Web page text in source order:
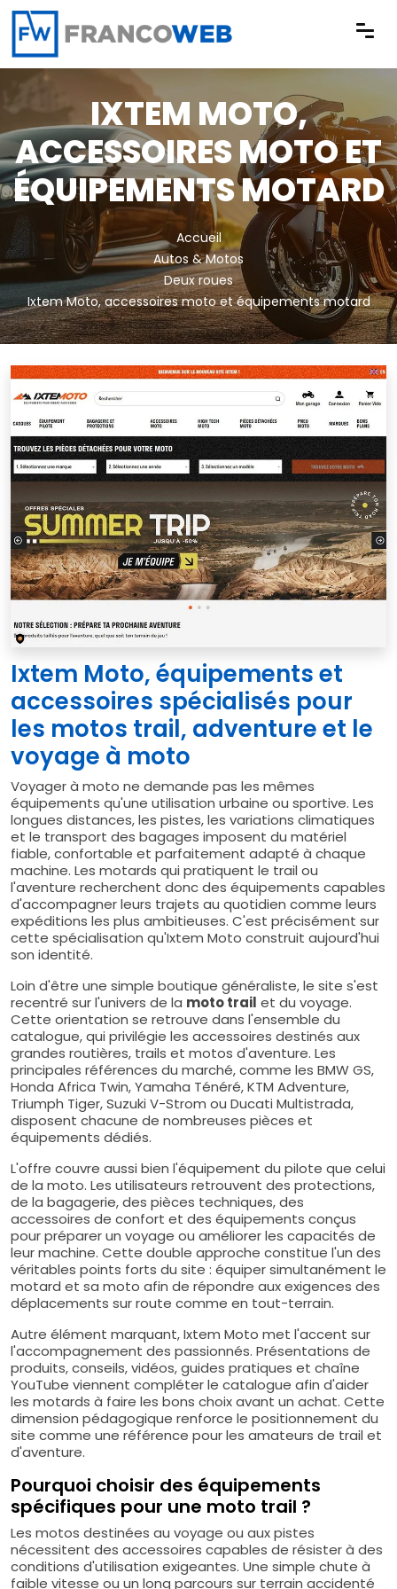
Panneau de gestion des cookies
IXTEM MOTO,
ACCESSOIRES MOTO ET
ÉQUIPEMENTS MOTARD
Accueil
Autos & Motos
Deux roues
Ixtem Moto, accessoires moto et équipements motard
Ixtem Moto, équipements et
accessoires spécialisés pour
les motos trail, adventure et le
voyage à moto
Voyager à moto ne demande pas les mêmes
équipements qu'une utilisation urbaine ou sportive. Les
longues distances, les pistes, les variations climatiques
et le transport des bagages imposent du matériel
fiable, confortable et parfaitement adapté à chaque
machine. Les motards qui pratiquent le trail ou
l'aventure recherchent donc des équipements capables
d'accompagner leurs trajets au quotidien comme leurs
expéditions les plus ambitieuses. C'est précisément sur
cette spécialisation qu'Ixtem Moto construit aujourd'hui
son identité.
Loin d'être une simple boutique généraliste, le site s'est
recentré sur l'univers de la moto trail et du voyage.
Cette orientation se retrouve dans l'ensemble du
catalogue, qui privilégie les accessoires destinés aux
grandes routières, trails et motos d'aventure. Les
principales références du marché, comme les BMW GS,
Honda Africa Twin, Yamaha Ténéré, KTM Adventure,
Triumph Tiger, Suzuki V-Strom ou Ducati Multistrada,
disposent chacune de nombreuses pièces et
équipements dédiés.
L'offre couvre aussi bien l'équipement du pilote que celui
de la moto. Les utilisateurs retrouvent des protections,
de la bagagerie, des pièces techniques, des
accessoires de confort et des équipements conçus
pour préparer un voyage ou améliorer les capacités de
leur machine. Cette double approche constitue l'un des
véritables points forts du site : équiper simultanément le
motard et sa moto afin de répondre aux exigences des
déplacements sur route comme en tout-terrain.
Autre élément marquant, Ixtem Moto met l'accent sur
l'accompagnement des passionnés. Présentations de
produits, conseils, vidéos, guides pratiques et chaîne
YouTube viennent compléter le catalogue afin d'aider
les motards à faire les bons choix avant un achat. Cette
dimension pédagogique renforce le positionnement du
site comme une référence pour les amateurs de trail et
d'aventure.
Pourquoi choisir des équipements
spécifiques pour une moto trail ?
Les motos destinées au voyage ou aux pistes
nécessitent des accessoires capables de résister à des
conditions d'utilisation exigeantes. Une simple chute à
faible vitesse ou un long parcours sur terrain accidenté